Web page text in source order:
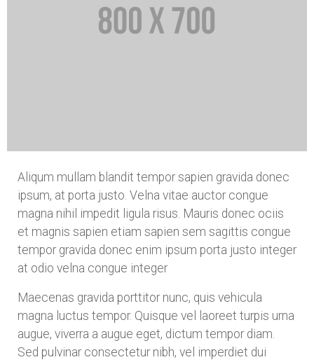
Aliqum mullam blandit tempor sapien gravida donec
ipsum, at porta justo. Velna vitae auctor congue
magna nihil impedit ligula risus. Mauris donec ociis
et magnis sapien etiam sapien sem sagittis congue
tempor gravida donec enim ipsum porta justo integer
at odio velna congue integer
Maecenas gravida porttitor nunc, quis vehicula
magna luctus tempor. Quisque vel laoreet turpis urna
augue, viverra a augue eget, dictum tempor diam.
Sed pulvinar consectetur nibh, vel imperdiet dui